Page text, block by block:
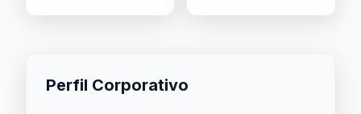
Perfil Corporativo